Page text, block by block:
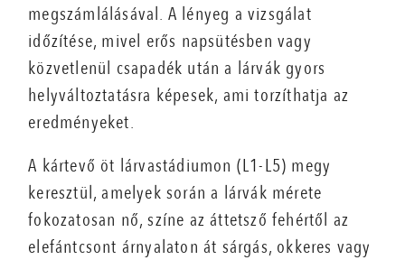
megszámlálásával. A lényeg a vizsgálat
időzítése, mivel erős napsütésben vagy
közvetlenül csapadék után a lárvák gyors
helyváltoztatásra képesek, ami torzíthatja az
eredményeket.
A kártevő öt lárvastádiumon (L1-L5) megy
keresztül, amelyek során a lárvák mérete
fokozatosan nő, színe az áttetsző fehértől az
elefántcsont árnyalaton át sárgás, okkeres vagy